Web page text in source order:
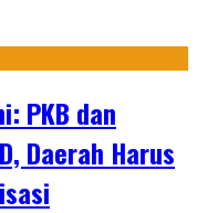
PKB dan
Daerah Harus